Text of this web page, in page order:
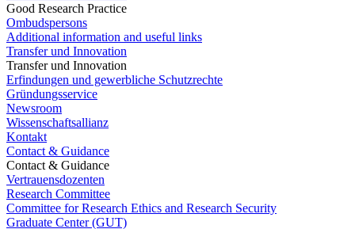
Good Research Practice
Ombudspersons
Additional information and useful links
Transfer und Innovation
Transfer und Innovation
Erfindungen und gewerbliche Schutzrechte
Gründungsservice
Newsroom
Wissenschaftsallianz
Kontakt
Contact & Guidance
Contact & Guidance
Vertrauensdozenten
Research Committee
Committee for Research Ethics and Research Security
Graduate Center (GUT)